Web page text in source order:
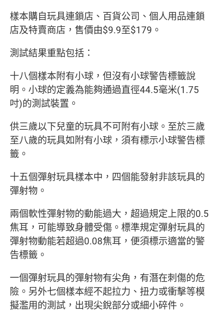
樣本購自玩具連鎖店、百貨公司、個人用品連鎖
店及特賣商店，售價由$9.9至$179。
測試結果重點包括：
十八個樣本附有小球，但沒有小球警告標籤說
明。小球的定義為能夠通過直徑44.5毫米(1.75
吋)的測試裝置。
供三歲以下兒童的玩具不可附有小球。至於三歲
至八歲的玩具如附有小球，須有標示小球警告標
籤。
十五個彈射玩具樣本中，四個能發射非該玩具的
彈射物。
兩個軟性彈射物的動能過大，超過規定上限的0.5
焦耳，可能導致身體受傷。標準規定彈射玩具的
彈射物動能若超過0.08焦耳，便須標示適當的警
告標籤。
一個彈射玩具的彈射物有尖角，有潛在刺傷的危
險。另外七個樣本經不起拉力、扭力或衝擊等模
擬濫用的測試，出現尖銳部分或細小碎件。